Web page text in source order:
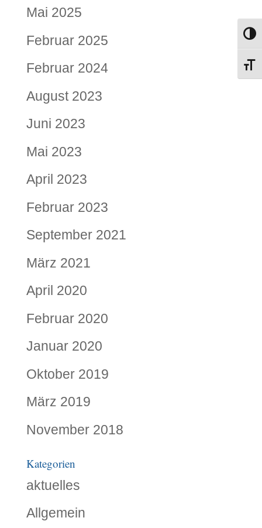
Mai 2025
Februar 2025
Februar 2024
August 2023
Juni 2023
Mai 2023
April 2023
Februar 2023
September 2021
März 2021
April 2020
Februar 2020
Januar 2020
Oktober 2019
März 2019
November 2018
Kategorien
aktuelles
Allgemein